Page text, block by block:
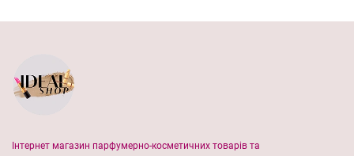
має шовковисту текстуру без липкості;⁣⁣
⁣Завдяки імбиру губи стають більш соковитими та
Інтернет магазин парфумерно-косметичних товарів та